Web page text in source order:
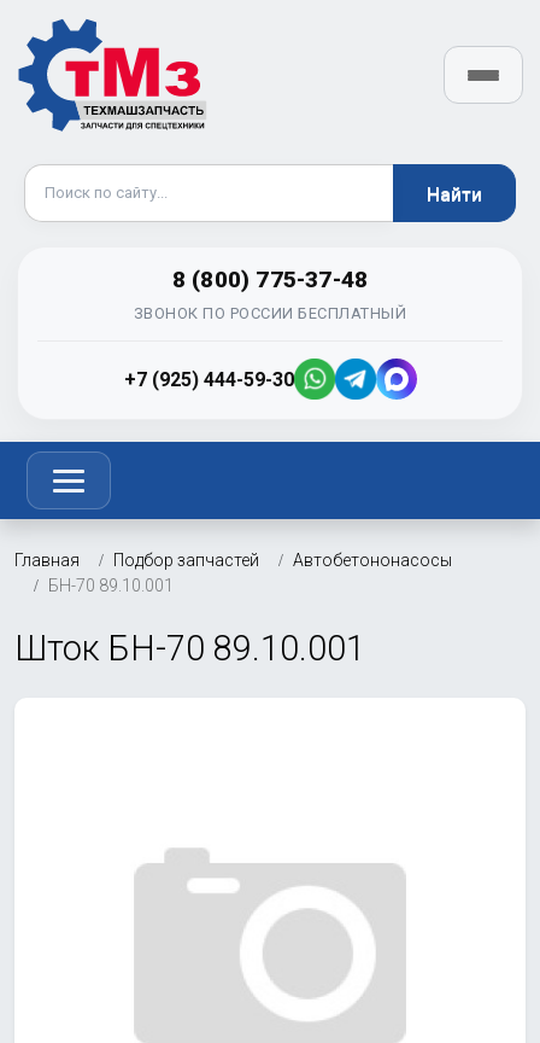
8 (800) 775-37-48
ЗВОНОК ПО РОССИИ БЕСПЛАТНЫЙ
+7 (925) 444-59-30
Главная Подбор запчастей
Автобетононасосы
БН-70 89.10.001
Шток БН-70 89.10.001